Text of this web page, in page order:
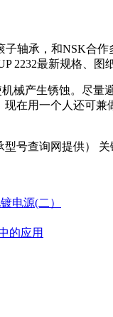
轴承，和NSK合
2232最新规格、图
械产生锈蚀。尽
在用一个人还可
号查询网提供） 关
电源(二）
的应用